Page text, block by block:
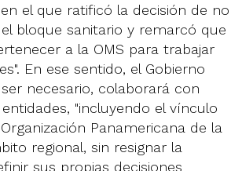
el que ratificó la decisión de no
bloque sanitario y remarcó que
a la OMS para trabajar
En ese sentido, el Gobierno
necesario, colaborará con
"incluyendo el vínculo
Panamericana de la
regional, sin resignar la
sus propias decisiones